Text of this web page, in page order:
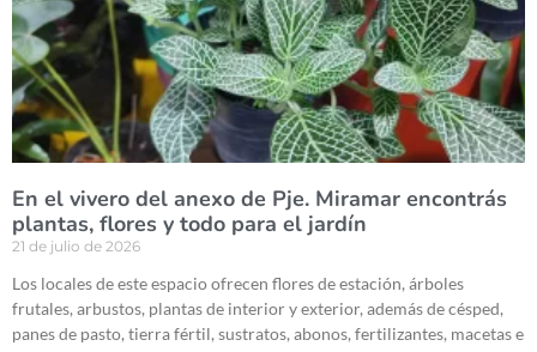
En el vivero del anexo de Pje. Miramar encontrás
plantas, flores y todo para el jardín
21 de julio de 2026
Los locales de este espacio ofrecen flores de estación, árboles
frutales, arbustos, plantas de interior y exterior, además de césped,
panes de pasto, tierra fértil, sustratos, abonos, fertilizantes, macetas e